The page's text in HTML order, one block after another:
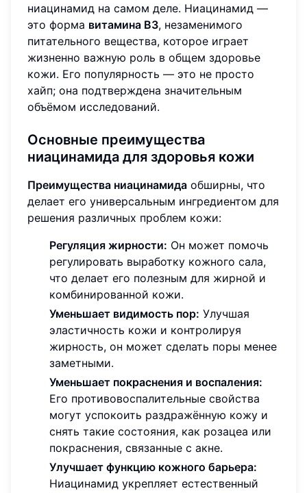
ниацинамид на самом деле. Ниацинамид —
это форма витамина B3, незаменимого
питательного вещества, которое играет
жизненно важную роль в общем здоровье
кожи. Его популярность — это не просто
хайп; она подтверждена значительным
объёмом исследований.
Основные преимущества
ниацинамида для здоровья кожи
Преимущества ниацинамида обширны, что
делает его универсальным ингредиентом для
решения различных проблем кожи:
Регуляция жирности: Он может помочь
регулировать выработку кожного сала,
что делает его полезным для жирной и
комбинированной кожи.
Уменьшает видимость пор: Улучшая
эластичность кожи и контролируя
жирность, он может сделать поры менее
заметными.
Уменьшает покраснения и воспаления:
Его противовоспалительные свойства
могут успокоить раздражённую кожу и
снять такие состояния, как розацеа или
покраснения, связанные с акне.
Улучшает функцию кожного барьера:
Ниацинамид укрепляет естественный